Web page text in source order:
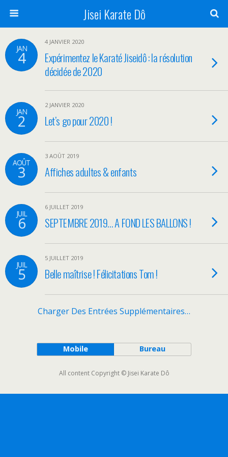
Jisei Karate Dô
JAN
4
4 JANVIER 2020
Expérimentez le Karaté Jiseidô : la résolution
décidée de 2020
JAN
2
2 JANVIER 2020
Let’s go pour 2020 !
AOÛT
3
3 AOÛT 2019
Affiches adultes & enfants
JUIL
6
6 JUILLET 2019
SEPTEMBRE 2019… A FOND LES BALLONS !
JUIL
5
5 JUILLET 2019
Belle maîtrise ! Félicitations Tom !
Charger Des Entrées Supplémentaires…
Mobile Bureau
All content Copyright © Jisei Karate Dô